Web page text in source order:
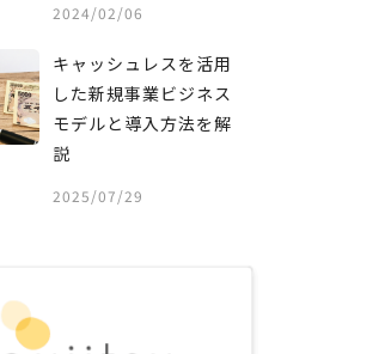
2024/02/06
キャッシュレスを活用
した新規事業ビジネス
モデルと導入方法を解
説
2025/07/29